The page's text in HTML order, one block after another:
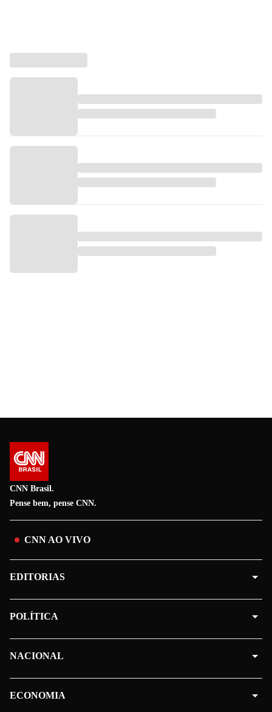
CNN Brasil.
Pense bem, pense CNN.
CNN AO VIVO
EDITORIAS
POLÍTICA
NACIONAL
ECONOMIA